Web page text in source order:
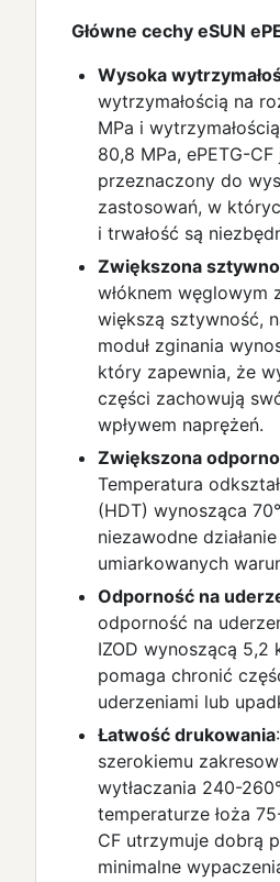
Główne cechy eSUN
Wysoka
wytrzymałością na
MPa i
80,8 MPa, ePETG-CF
przeznaczony do
zastosowań, w
i trwałość są
Zwiększona
włóknem węglowym
większą sztywność,
moduł zginania
który zapewnia, że
części zachowują
wpływem naprężeń.
Zwiększona
Temperatura
(HDT) wynosząca
niezawodne
umiarkowanych
Odporność na
odporność na
IZOD wynoszącą 5,2
pomaga chronić
uderzeniami lub
Łatwość drukowania
szerokiemu
wytłaczania 240-
temperaturze łoża
CF utrzymuje dobrą
minimalne